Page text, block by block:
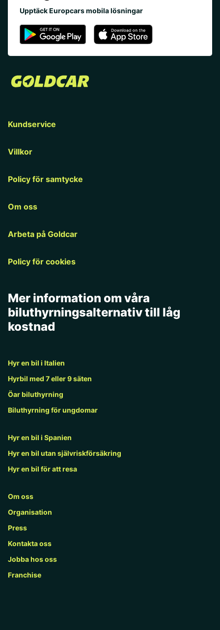
Upptäck Europcars mobila lösningar
Kundservice
Villkor
Policy för samtycke
Om oss
Arbeta på Goldcar
Policy för cookies
Mer information om våra
biluthyrningsalternativ till låg
kostnad
Hyr en bil i Italien
Hyrbil med 7 eller 9 säten
Öar biluthyrning
Biluthyrning för ungdomar
Hyr en bil i Spanien
Hyr en bil utan självriskförsäkring
Hyr en bil för att resa
Om oss
Organisation
Press
Kontakta oss
Jobba hos oss
Franchise